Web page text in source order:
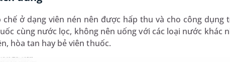
chế ở dạng viên nén nên được hấp thu và cho công
cùng nước lọc, không nên uống với các loại nước khác
hòa tan hay bẻ viên thuốc.